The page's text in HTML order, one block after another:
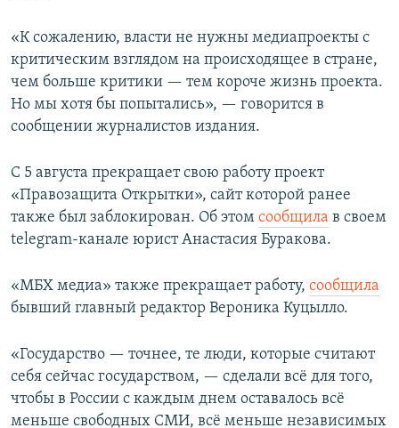
«К сожалению, власти не нужны медиапроекты с
критическим взглядом на происходящее в стране,
чем больше критики — тем короче жизнь проекта.
Но мы хотя бы попытались», — говорится в
сообщении журналистов издания.
С 5 августа прекращает свою работу проект
«Правозащита Открытки», сайт которой ранее
также был заблокирован. Об этом сообщила в своем
telegram-канале юрист Анастасия Буракова.
«МБХ медиа» также прекращает работу, сообщила
бывший главный редактор Вероника Куцылло.
«Государство — точнее, те люди, которые считают
себя сейчас государством, — сделали всё для того,
чтобы в России с каждым днем оставалось всё
меньше свободных СМИ, всё меньше независимых